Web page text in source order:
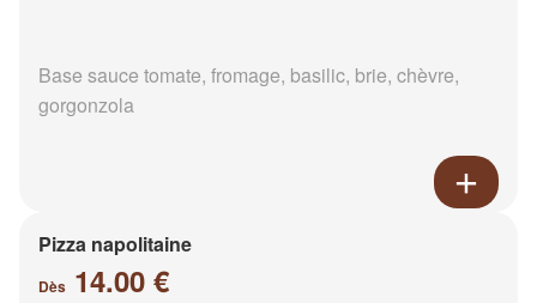
Base sauce tomate, fromage, basilic, brie, chèvre,
gorgonzola
Pizza napolitaine
Dès 14.00 €